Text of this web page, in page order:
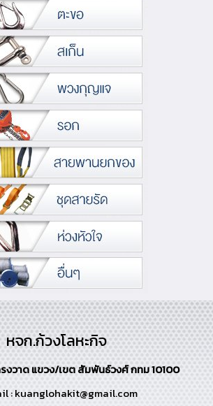
หจก.ก้วงโลหะกิจ
งวาด แขวง/เขต สัมพันธ์วงศ์ กทม 10100
: kuanglohakit@gmail.com